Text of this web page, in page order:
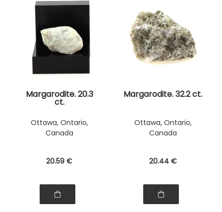
Margarodite. 20.3
ct.
Ottawa, Ontario,
Canada
20.59 €
Margarodite. 32.2 ct.
Ottawa, Ontario,
Canada
20.44 €